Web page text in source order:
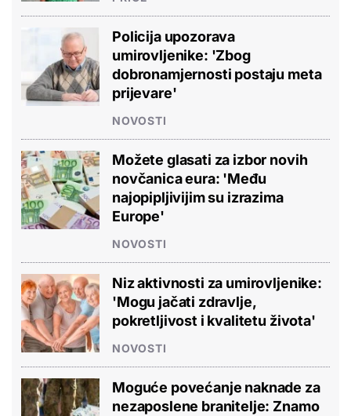
Policija upozorava
umirovljenike: 'Zbog
dobronamjernosti postaju meta
prijevare'
NOVOSTI
Možete glasati za izbor novih
novčanica eura: 'Među
najopipljivijim su izrazima
Europe'
NOVOSTI
Niz aktivnosti za umirovljenike:
'Mogu jačati zdravlje,
pokretljivost i kvalitetu života'
NOVOSTI
Moguće povećanje naknade za
nezaposlene branitelje: Znamo